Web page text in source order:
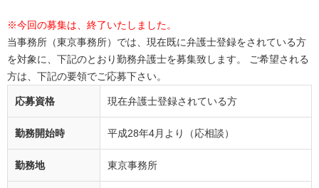
n
※今回の募集は、終了いたしました。
当事務所（東京事務所）では、現在既に弁護士登録をされている方
を対象に、下記のとおり勤務弁護士を募集致します。 ご希望される
方は、下記の要領でご応募下さい。
応募資格 現在弁護士登録されている方
勤務開始時 平成28年4月より（応相談）
勤務地 東京事務所